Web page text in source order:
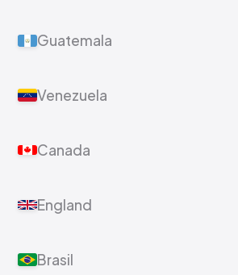
Guatemala
Venezuela
Canada
England
Brasil